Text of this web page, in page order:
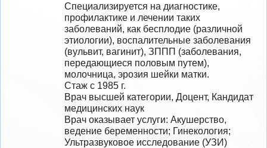
Специализируется на диагностике,
профилактике и лечении таких
заболеваний, как бесплодие (различной
этиологии), воспалительные заболевания
(вульвит, вагинит), ЗППП (заболевания,
передающиеся половым путем),
молочница, эрозия шейки матки.
Стаж с 1985 г.
Врач высшей категории, Доцент, Кандидат
медицинских наук
Врач оказывает услуги: Акушерство,
ведение беременности; Гинекология;
Ультразвуковое исследование (УЗИ)